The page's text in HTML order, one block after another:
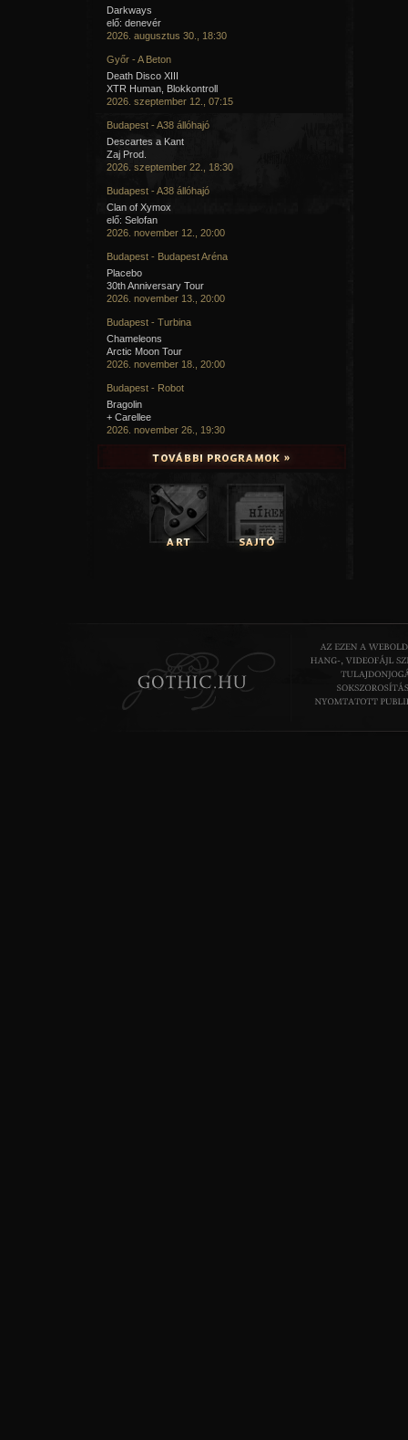
Darkways
elő: denevér
2026. augusztus 30., 18:30
Győr - A Beton
Death Disco XIII
XTR Human, Blokkontroll
2026. szeptember 12., 07:15
Budapest - A38 állóhajó
Descartes a Kant
Zaj Prod.
2026. szeptember 22., 18:30
Budapest - A38 állóhajó
Clan of Xymox
elő: Selofan
2026. november 12., 20:00
Budapest - Budapest Aréna
Placebo
30th Anniversary Tour
2026. november 13., 20:00
Budapest - Turbina
Chameleons
Arctic Moon Tour
2026. november 18., 20:00
Budapest - Robot
Bragolin
+ Carellee
2026. november 26., 19:30